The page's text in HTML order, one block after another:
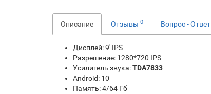
Описание Отзывы 0 Вопрос - Ответ
Дисплей: 9' IPS
Разрешение: 1280*720 IPS
Усилитель звука:TDA7833
Android: 10
Память: 4/64 Гб